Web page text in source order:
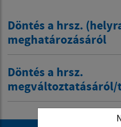
Döntés a hrsz.
meghatározásáról
Döntés a hrsz.